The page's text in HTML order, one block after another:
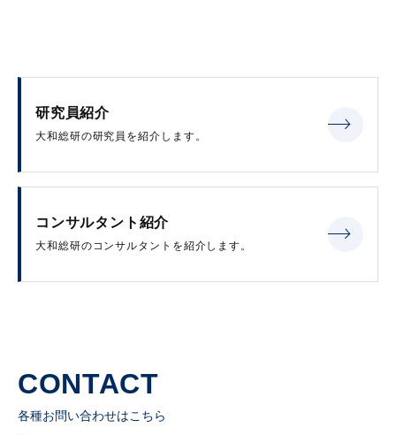
研究員紹介
大和総研の研究員を紹介します。
コンサルタント紹介
大和総研のコンサルタントを紹介します。
CONTACT
各種お問い合わせはこちら